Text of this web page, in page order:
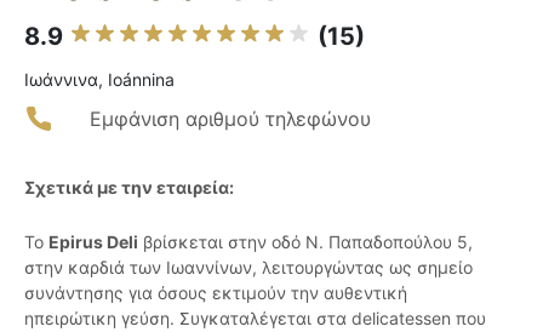
8.9 (15)
Ιωάννινα, Ioánnina
Εμφάνιση αριθμού τηλεφώνου
Σχετικά με την εταιρεία:
Το Epirus Deli βρίσκεται στην οδό Ν. Παπαδοπούλου 5,
στην καρδιά των Ιωαννίνων, λειτουργώντας ως σημείο
συνάντησης για όσους εκτιμούν την αυθεντική
ηπειρώτικη γεύση. Συγκαταλέγεται στα delicatessen που